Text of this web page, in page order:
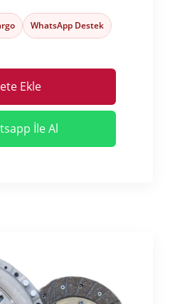
WhatsApp Destek
Ekle
İle Al